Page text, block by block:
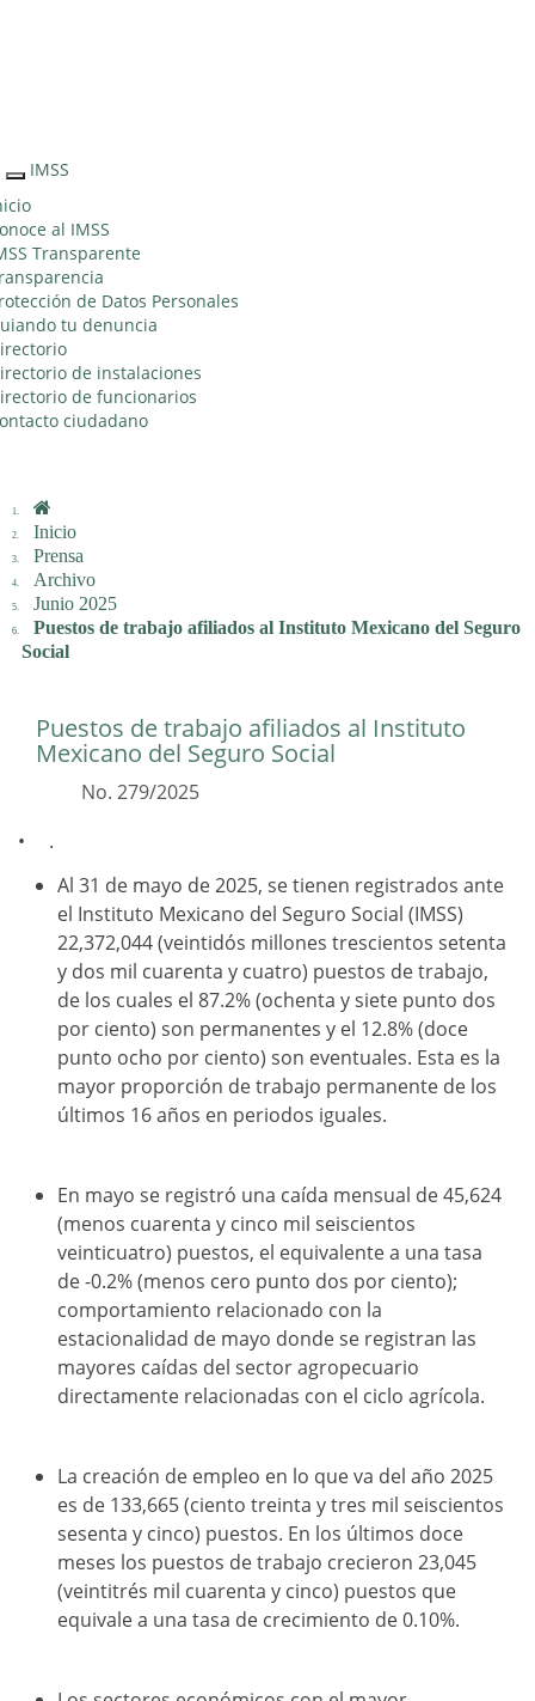
Interruptor
de
Navegación
IMSS
al IMSS
Transparente
de Datos Personales
tu denuncia
de instalaciones
de funcionarios
ciudadano
Inicio
Prensa
Archivo
Junio 2025
Puestos de trabajo afiliados al Instituto Mexicano del Seguro
Social
Puestos de trabajo afiliados al Instituto
Mexicano del Seguro Social
No. 279/2025
.
Al 31 de mayo de 2025, se tienen registrados ante
el Instituto Mexicano del Seguro Social (IMSS)
22,372,044 (veintidós millones trescientos setenta
y dos mil cuarenta y cuatro) puestos de trabajo,
de los cuales el 87.2% (ochenta y siete punto dos
por ciento) son permanentes y el 12.8% (doce
punto ocho por ciento) son eventuales. Esta es la
mayor proporción de trabajo permanente de los
últimos 16 años en periodos iguales.
En mayo se registró una caída mensual de 45,624
(menos cuarenta y cinco mil seiscientos
veinticuatro) puestos, el equivalente a una tasa
de -0.2% (menos cero punto dos por ciento);
comportamiento relacionado con la
estacionalidad de mayo donde se registran las
mayores caídas del sector agropecuario
directamente relacionadas con el ciclo agrícola.
La creación de empleo en lo que va del año 2025
es de 133,665 (ciento treinta y tres mil seiscientos
sesenta y cinco) puestos. En los últimos doce
meses los puestos de trabajo crecieron 23,045
(veintitrés mil cuarenta y cinco) puestos que
equivale a una tasa de crecimiento de 0.10%.